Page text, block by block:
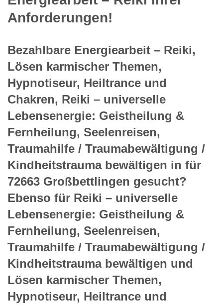
Anforderungen!
Bezahlbare Energiearbeit – Reiki,
Lösen karmischer Themen,
Hypnotiseur, Heiltrance und
Chakren, Reiki – universelle
Lebensenergie: Geistheilung &
Fernheilung, Seelenreisen,
Traumahilfe / Traumabewältigung /
Kindheitstrauma bewältigen in für
72663 Großbettlingen gesucht?
Ebenso für Reiki – universelle
Lebensenergie: Geistheilung &
Fernheilung, Seelenreisen,
Traumahilfe / Traumabewältigung /
Kindheitstrauma bewältigen und
Lösen karmischer Themen,
Hypnotiseur, Heiltrance und